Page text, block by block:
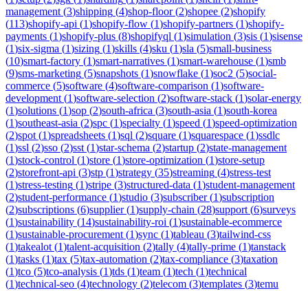
management (3)shipping (4)shop-floor(2)shopee (2)shopify
(113)shopify-api (1)shopify-flow (1)shopify-partners (1)shopify-
payments (1)shopify-plus (8)shopifyql (1)simulation (3)sis (1)sisense
(1)six-sigma (1)sizing (1)skills (4)sku (1)sla (5)small-business
(10)smart-factory (1)smart-narratives (1)smart-warehouse (1)smb
(9)sms-marketing (5)snapshots (1)snowflake (1)soc2 (5)social-
commerce (5)software (4)software-comparison (1)software-
development (1)software-selection (2)software-stack (1)solar-energy
(1)solutions (1)sop (2)south-africa (3)south-asia (1)south-korea
(1)southeast-asia (2)spc (1)specialty (1)speed (1)speed-optimization
(2)spot (1)spreadsheets (1)sql (2)square (1)squarespace (1)ssdlc
(1)ssl (2)sso (2)sst (1)star-schema (2)startup (2)state-management
(1)stock-control (1)store (1)store-optimization (1)store-setup
(2)storefront-api (3)stp (1)strategy (35)streaming (4)stress-test
(1)stress-testing (1)stripe (3)structured-data (1)student-management
(2)student-performance (1)studio (3)subscriber(1)subscription
(2)subscriptions (6)supplier(1)supply-chain (28)support (6)surveys
(1)sustainability (14)sustainability-roi (1)sustainable-ecommerce
(1)sustainable-procurement (1)sync (1)tableau (3)tailwind-css
(1)takealot (1)talent-acquisition (2)tally (4)tally-prime (1)tanstack
(1)tasks (1)tax (5)tax-automation (2)tax-compliance (3)taxation
(1)tco (5)tco-analysis (1)tds (1)team (1)tech (1)technical
(1)technical-seo (4)technology (2)telecom (3)templates (3)temu